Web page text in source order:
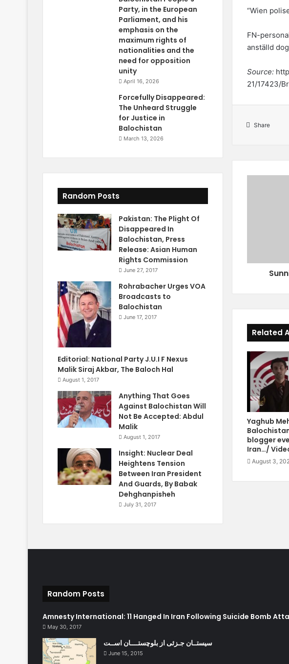
“Wien
FN-
anställd
Source:
21/17423/
Share
i
n
E
u
d
I
r
a
n
Related
Yaghub
blogger
Iran…/
August 3,
Party, in the European
Parliament, and his
emphasis on the
maximum rights of
nationalities and the
need for opposition
unity
April 16, 2026
Forcefully Disappeared:
The Unheard Struggle
for Justice in
Balochistan
March 13, 2026
Random Posts
Pakistan: The Plight Of
Disappeared In
Balochistan, Press
Release: Asian Human
Rights Commission
June 27, 2017
Rohrabacher Urges VOA
Broadcasts to
Balochistan
June 17, 2017
Editorial: National Party J.U.I F Nexus
Malik Siraj Akbar, The Baloch Hal
August 1, 2017
Anything That Goes
Against Balochistan Will
Not Be Accepted: Abdul
Malik
August 1, 2017
Insight: Nuclear Deal
Heightens Tension
Between Iran President
And Guards, By Babak
Dehghanpisheh
July 31, 2017
Random Posts
Amnesty International: 11 Hanged In Iran Following Suicide Bomb
May 30, 2017
سيستــان جـزئی از بلوچستــــان اســت
June 15, 2015